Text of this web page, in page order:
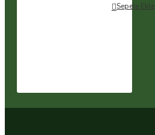
Sepete Ekle